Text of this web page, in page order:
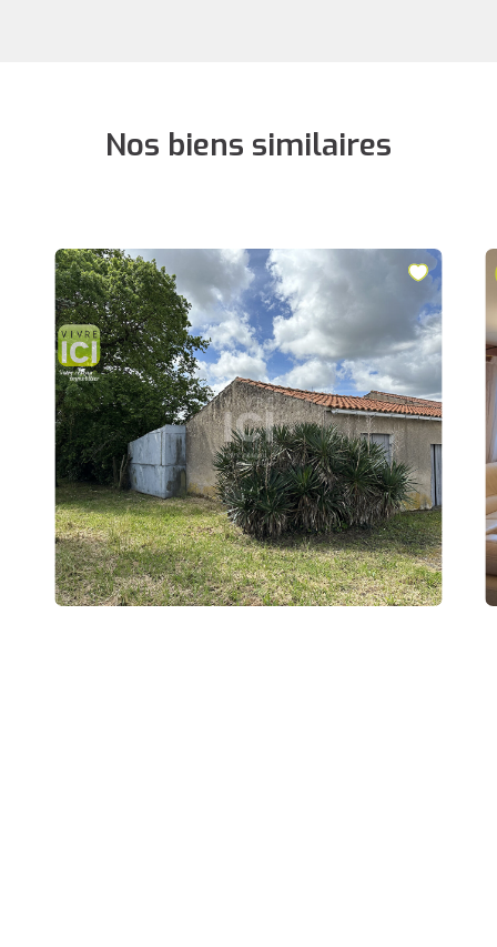
Nos biens similaires